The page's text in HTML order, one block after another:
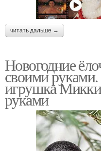
читать дальше →
Новогодние
своими
игрушка
руками